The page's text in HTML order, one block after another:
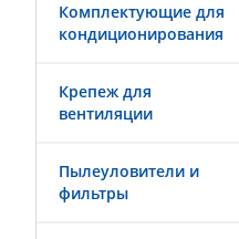
Комплектующие для
кондиционирования
Крепеж для
вентиляции
Пылеуловители и
фильтры